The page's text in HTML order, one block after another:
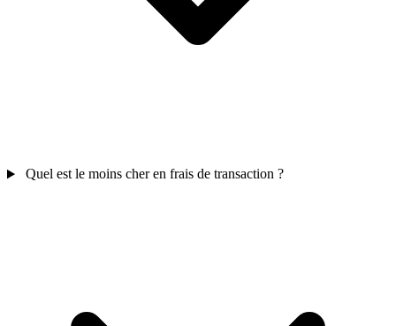
Quel est le moins cher en frais de transaction ?